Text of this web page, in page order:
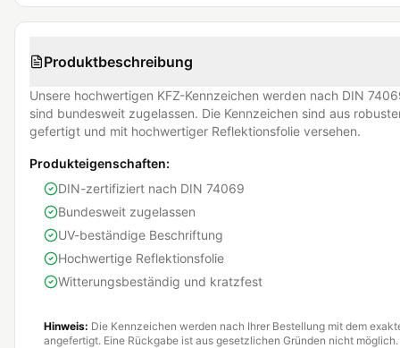
Produktbeschreibung
Unsere hochwertigen KFZ-Kennzeichen werden nach DIN
sind bundesweit zugelassen. Die Kennzeichen sind aus
gefertigt und mit hochwertiger Reflektionsfolie versehen.
Produkteigenschaften:
DIN-zertifiziert nach DIN 74069
Bundesweit zugelassen
UV-beständige Beschriftung
Hochwertige Reflektionsfolie
Witterungsbeständig und kratzfest
Hinweis: Die Kennzeichen werden nach Ihrer Bestellung mit dem
angefertigt. Eine Rückgabe ist aus gesetzlichen Gründen nicht möglich.